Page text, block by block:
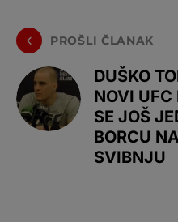
PROŠLI ČLANAK
DUŠKO
NOVI UFC
SE JOŠ
BORCU
SVIBNJU